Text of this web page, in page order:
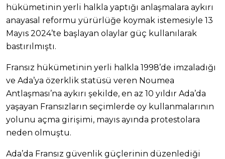
hükümetinin yerli halkla yaptığı anlaşmalara aykırı
anayasal reformu yürürlüğe koymak istemesiyle 13
Mayıs 2024’te başlayan olaylar güç kullanılarak
bastırılmıştı.
Fransız hükümetinin yerli halkla 1998’de imzaladığı
ve Ada’ya özerklik statüsü veren Noumea
Antlaşması’na aykırı şekilde, en az 10 yıldır Ada’da
yaşayan Fransızların seçimlerde oy kullanmalarının
yolunu açma girişimi, mayıs ayında protestolara
neden olmuştu.
Ada’da Fransız güvenlik güçlerinin düzenlediği